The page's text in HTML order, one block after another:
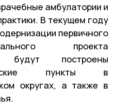
амбулатории и
В текущем году
первичного
проекта
будут построены
пункты в
округах, а также в